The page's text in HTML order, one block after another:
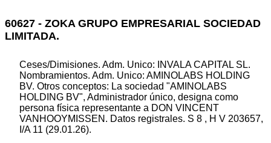
60627 - ZOKA GRUPO EMPRESARIAL SOCIEDAD
LIMITADA.
Ceses/Dimisiones. Adm. Unico: INVALA CAPITAL SL.
Nombramientos. Adm. Unico: AMINOLABS HOLDING
BV. Otros conceptos: La sociedad "AMINOLABS
HOLDING BV", Administrador único, designa como
persona física representante a DON VINCENT
VANHOOYMISSEN. Datos registrales. S 8 , H V 203657,
I/A 11 (29.01.26).